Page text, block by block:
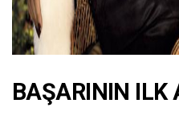
BAŞARININ ILK